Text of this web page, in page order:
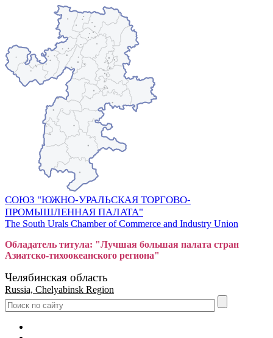
СОЮЗ "ЮЖНО-УРАЛЬСКАЯ ТОРГОВО-
ПРОМЫШЛЕННАЯ ПАЛАТА"
The South Urals Chamber of Commerce and Industry Union
Обладатель титула: "Лучшая большая палата стран
Азиатско-тихоокеанского региона"
Челябинская область
Russia, Chelyabinsk Region